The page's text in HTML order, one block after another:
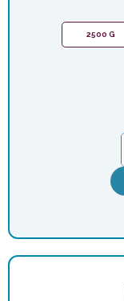
2500 G